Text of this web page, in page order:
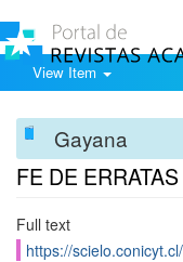
View Item
Gayana
FE DE ERRATAS
Full text
https://